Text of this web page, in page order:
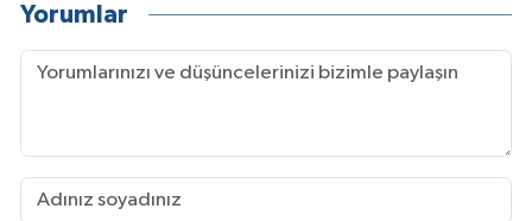
Yorumlar